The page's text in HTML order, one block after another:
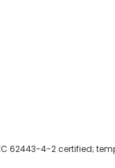
62443-4-2 certified;